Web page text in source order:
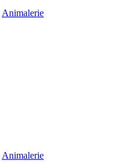
Animalerie
Animalerie